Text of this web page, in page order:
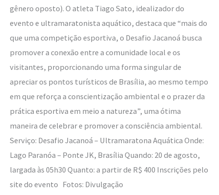
gênero oposto). O atleta Tiago Sato, idealizador do
evento e ultramaratonista aquático, destaca que “mais do
que uma competição esportiva, o Desafio Jacanoá busca
promover a conexão entre a comunidade local e os
visitantes, proporcionando uma forma singular de
apreciar os pontos turísticos de Brasília, ao mesmo tempo
em que reforça a conscientização ambiental e o prazer da
prática esportiva em meio a natureza”, uma ótima
maneira de celebrar e promover a consciência ambiental.
Serviço: Desafio Jacanoá – Ultramaratona Aquática Onde:
Lago Paranóa – Ponte JK, Brasília Quando: 20 de agosto,
largada às 05h30 Quanto: a partir de R$ 400 Inscrições pelo
site do evento Fotos: Divulgação